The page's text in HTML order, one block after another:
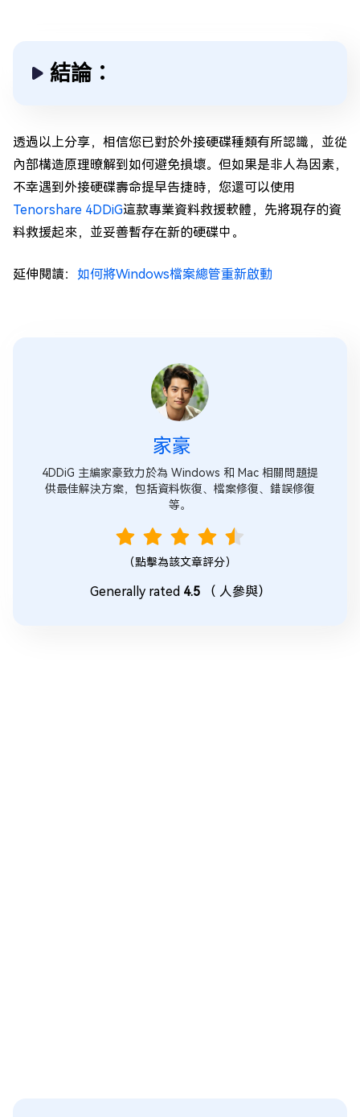
結論：
透過以上分享，相信您已對於外接硬碟種類有所認識，並從
內部構造原理暸解到如何避免損壞。但如果是非人為因素，
不幸遇到外接硬碟壽命提早告捷時，您還可以使用
Tenorshare 4DDiG這款專業資料救援軟體，先將現存的資
料救援起來，並妥善暫存在新的硬碟中。
延伸閱讀： 如何將Windows檔案總管重新啟動
家豪
4DDiG 主編家豪致力於為 Windows 和 Mac 相關問題提
供最佳解決方案，包括資料恢復、檔案修復、錯誤修復
等。
（點擊為該文章評分）
Generally rated 4.5（ 人參與）